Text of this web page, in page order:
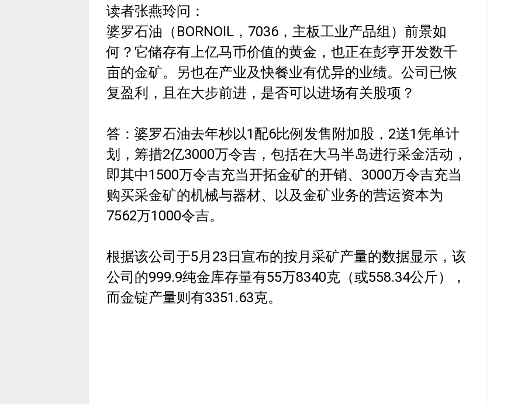
读者张燕玲问：
婆罗石油（BORNOIL，7036，主板工业产品组）前景如
何？它储存有上亿马币价值的黄金，也正在彭亨开发数千
亩的金矿。另也在产业及快餐业有优异的业绩。公司已恢
复盈利，且在大步前进，是否可以进场有关股项？
答：婆罗石油去年杪以1配6比例发售附加股，2送1凭单计
划，筹措2亿3000万令吉，包括在大马半岛进行采金活动，
即其中1500万令吉充当开拓金矿的开销、3000万令吉充当
购买采金矿的机械与器材、以及金矿业务的营运资本为
7562万1000令吉。
根据该公司于5月23日宣布的按月采矿产量的数据显示，该
公司的999.9纯金库存量有55万8340克（或558.34公斤），
而金锭产量则有3351.63克。